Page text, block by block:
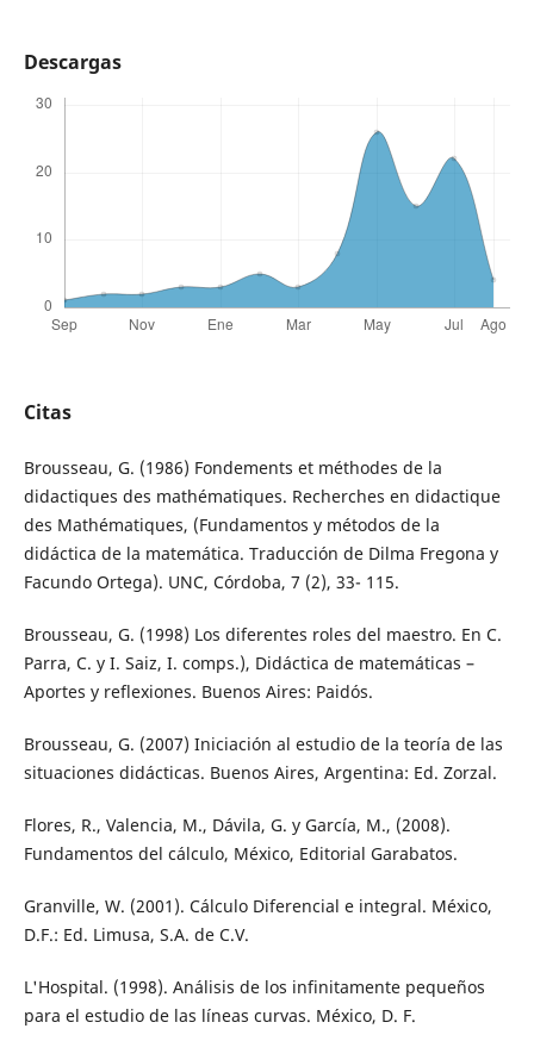
Descargas
Citas
Brousseau, G. (1986) Fondements et méthodes de la
didactiques des mathématiques. Recherches en didactique
des Mathématiques, (Fundamentos y métodos de la
didáctica de la matemática. Traducción de Dilma Fregona y
Facundo Ortega). UNC, Córdoba, 7 (2), 33- 115.
Brousseau, G. (1998) Los diferentes roles del maestro. En C.
Parra, C. y I. Saiz, I. comps.), Didáctica de matemáticas –
Aportes y reflexiones. Buenos Aires: Paidós.
Brousseau, G. (2007) Iniciación al estudio de la teoría de las
situaciones didácticas. Buenos Aires, Argentina: Ed. Zorzal.
Flores, R., Valencia, M., Dávila, G. y García, M., (2008).
Fundamentos del cálculo, México, Editorial Garabatos.
Granville, W. (2001). Cálculo Diferencial e integral. México,
D.F.: Ed. Limusa, S.A. de C.V.
L'Hospital. (1998). Análisis de los infinitamente pequeños
para el estudio de las líneas curvas. México, D. F.